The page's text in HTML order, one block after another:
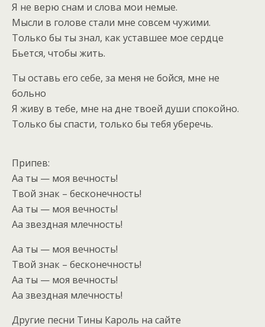
Я не верю снам и слова мои немые.
Мысли в голове стали мне совсем чужими.
Только бы ты знал, как уставшее мое сердце
Бьется, чтобы жить.
Ты оставь его себе, за меня не бойся, мне не
больно
Я живу в тебе, мне на дне твоей души спокойно.
Только бы спасти, только бы тебя уберечь.
Припев:
Аа ты — моя вечность!
Твой знак – бесконечность!
Аа ты — моя вечность!
Аа звездная млечность!
Аа ты — моя вечность!
Твой знак – бесконечность!
Аа ты — моя вечность!
Аа звездная млечность!
Другие песни Тины Кароль на сайте